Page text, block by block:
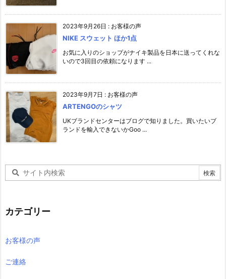
2023年9月26日 : お客様の声
NIKE スウェット ほか1点
お気に入りのショップがナイキ製品を日本に送ってくれな
いので3回目の依頼になります ...
2023年9月7日 : お客様の声
ARTENGOのシャツ
UKブランドセンターはブログで知りました。買いたいブ
ランドを輸入できないかGoo ...
カテゴリー
お客様の声
ご連絡